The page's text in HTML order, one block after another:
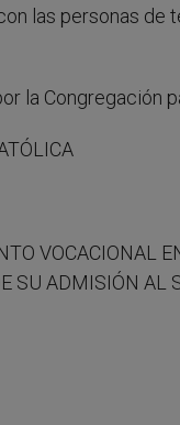
las personas de
la Congregación
VOCACIONAL
SU ADMISIÓN AL